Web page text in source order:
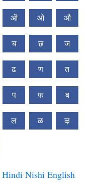
ऒ ओ औ
च छ ज
ढ ण त
प फ ब
ल ळ ऴ
Hindi Nishi English